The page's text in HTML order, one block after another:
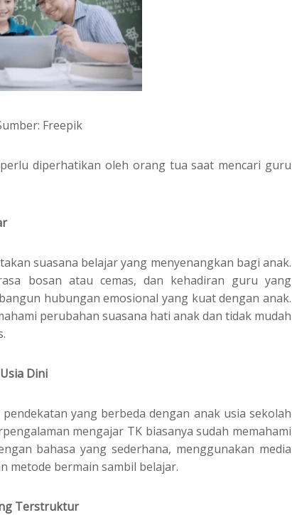
Freepik
diperhatikan oleh orang tua saat mencari guru
suasana belajar yang menyenangkan bagi anak.
bosan atau cemas, dan kehadiran guru yang
hubungan emosional yang kuat dengan anak.
perubahan suasana hati anak dan tidak mudah
Dini
yang berbeda dengan anak usia sekolah
mengajar TK biasanya sudah memahami
bahasa yang sederhana, menggunakan media
metode bermain sambil belajar.
Terstruktur